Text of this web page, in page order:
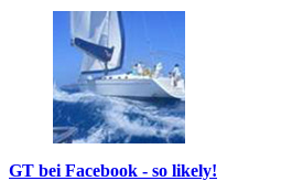
GT bei Facebook - so likely!